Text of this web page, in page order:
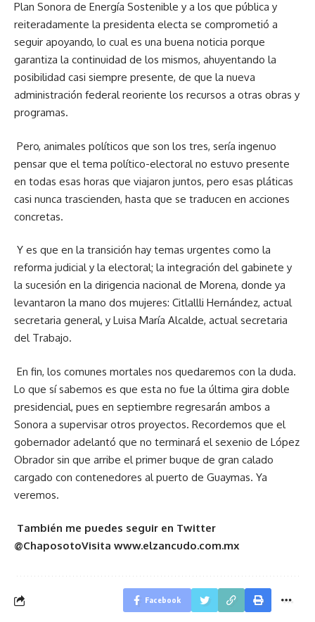
Plan Sonora de Energía Sostenible y a los que pública y
reiteradamente la presidenta electa se comprometió a
seguir apoyando, lo cual es una buena noticia porque
garantiza la continuidad de los mismos, ahuyentando la
posibilidad casi siempre presente, de que la nueva
administración federal reoriente los recursos a otras obras y
programas.
Pero, animales políticos que son los tres, sería ingenuo
pensar que el tema político-electoral no estuvo presente
en todas esas horas que viajaron juntos, pero esas pláticas
casi nunca trascienden, hasta que se traducen en acciones
concretas.
Y es que en la transición hay temas urgentes como la
reforma judicial y la electoral; la integración del gabinete y
la sucesión en la dirigencia nacional de Morena, donde ya
levantaron la mano dos mujeres: Citlallli Hernández, actual
secretaria general, y Luisa María Alcalde, actual secretaria
del Trabajo.
En fin, los comunes mortales nos quedaremos con la duda.
Lo que sí sabemos es que esta no fue la última gira doble
presidencial, pues en septiembre regresarán ambos a
Sonora a supervisar otros proyectos. Recordemos que el
gobernador adelantó que no terminará el sexenio de López
Obrador sin que arribe el primer buque de gran calado
cargado con contenedores al puerto de Guaymas. Ya
veremos.
También me puedes seguir en Twitter
@ChaposotoVisita www.elzancudo.com.mx
Facebook